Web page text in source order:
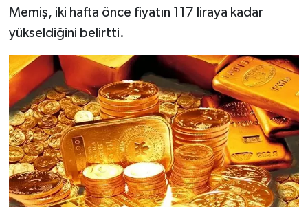
Memiş, iki hafta önce fiyatın 117 liraya kadar
yükseldiğini belirtti.